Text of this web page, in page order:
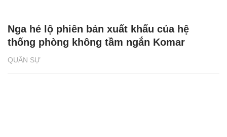
QUÂN SỰ
Nga hé lộ phiên bản xuất khẩu của hệ
thống phòng không tầm ngắn Komar